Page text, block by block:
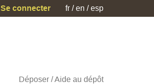
Se connecter fr en esp
Déposer Aide au dépôt